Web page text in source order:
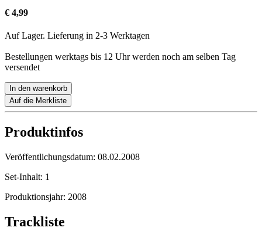
€ 4,99
Auf Lager. Lieferung in 2-3 Werktagen
Bestellungen werktags bis 12 Uhr werden noch am selben Tag
versendet
In den warenkorb
Auf die Merkliste
Produktinfos
Veröffentlichungsdatum: 08.02.2008
Set-Inhalt: 1
Produktionsjahr: 2008
Trackliste